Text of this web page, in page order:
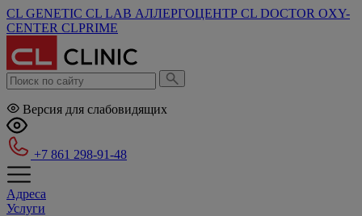
CL GENETIC CL LAB АЛЛЕРГОЦЕНТР CL DOCTOR OXY-
CENTER CLPRIME
Версия для слабовидящих
+7 861 298-91-48
Адреса
Услуги